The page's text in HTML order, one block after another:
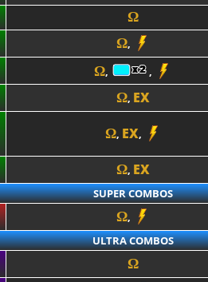
Ω
Ω,
Ω, ,
Ω, EX
Ω, EX,
Ω, EX
SUPER COMBOS
Ω,
ULTRA COMBOS
Ω